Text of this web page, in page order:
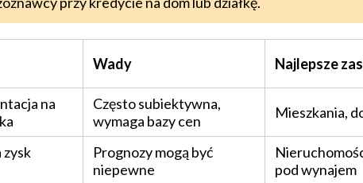
Wady Najlepsze
na
Często subiektywna,
wymaga bazy cen
Mieszkania,
zysk
Prognozy mogą być
niepewne
pod wynajem